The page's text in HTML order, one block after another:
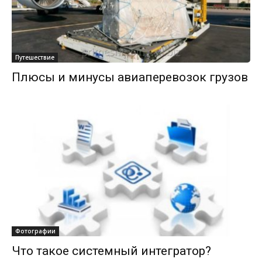
Путешествие
Плюсы и минусы авиаперевозок грузов
Фотографии
Что такое системный интегратор?